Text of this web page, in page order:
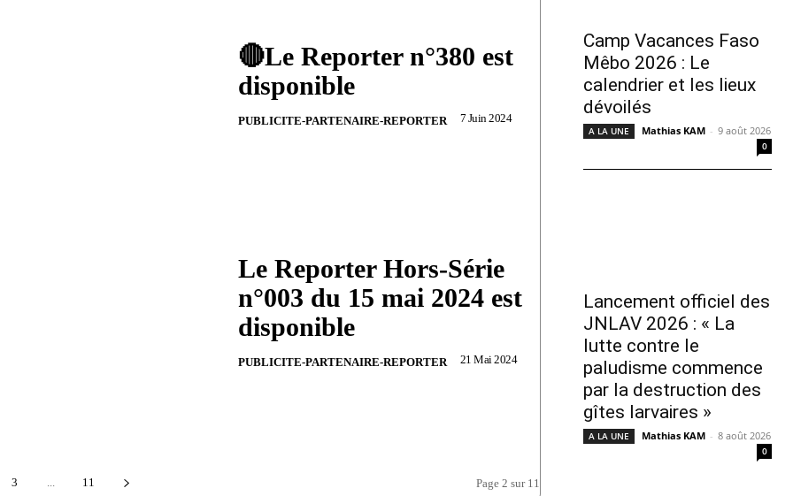
🔴Le Reporter n°380 est
disponible
PUBLICITE-PARTENAIRE-REPORTER 7 Juin 2024
Le Reporter Hors-Série
n°003 du 15 mai 2024 est
disponible
PUBLICITE-PARTENAIRE-REPORTER 21 Mai 2024
3 ... 11 Page 2 sur 11
Camp Vacances Faso
Mêbo 2026 : Le
calendrier et les lieux
dévoilés
A LA UNE Mathias KAM - 9 août 2026
0
Lancement officiel des
JNLAV 2026 : « La
lutte contre le
paludisme commence
par la destruction des
gîtes larvaires »
A LA UNE Mathias KAM - 8 août 2026
0